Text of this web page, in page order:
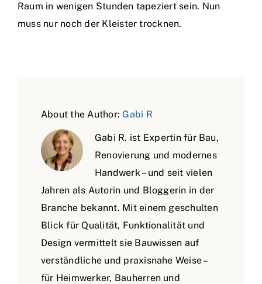
Raum in wenigen Stunden tapeziert sein. Nun
muss nur noch der Kleister trocknen.
About the Author:Gabi R
Gabi R. ist Expertin für Bau,
Renovierung und modernes
Handwerk – und seit vielen
Jahren als Autorin und Bloggerin in der
Branche bekannt. Mit einem geschulten
Blick für Qualität, Funktionalität und
Design vermittelt sie Bauwissen auf
verständliche und praxisnahe Weise –
für Heimwerker, Bauherren und